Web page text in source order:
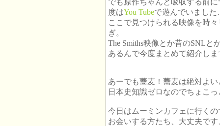
でも原作ちゃんと吸収する前
度はYou Tubeで遊んでいまし
ここで見つけられる映像を時
ぎ。
The Smiths映像とか昔のSNL
あるんで今度まとめて紹介しま
あーでも蕎麦！蕎麦は絶対よ
日本史知識ゼロなのでちょこ
今日はムーミンカフェに行く
お会いする方たち、大丈夫で